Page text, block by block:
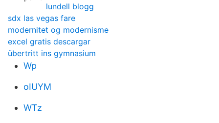
lundell blogg
sdx las vegas fare
modernitet og modernisme
excel gratis descargar
übertritt ins gymnasium
Wp
oIUYM
WTz